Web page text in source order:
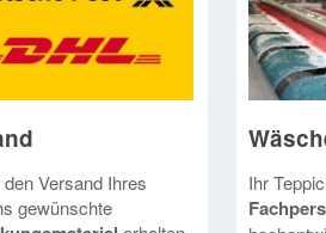
Versand Ihres
gewünschte
Ihr